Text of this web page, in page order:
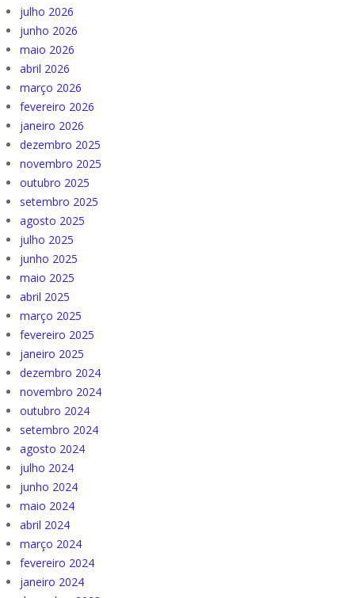
julho 2026
junho 2026
maio 2026
abril 2026
março 2026
fevereiro 2026
janeiro 2026
dezembro 2025
novembro 2025
outubro 2025
setembro 2025
agosto 2025
julho 2025
junho 2025
maio 2025
abril 2025
março 2025
fevereiro 2025
janeiro 2025
dezembro 2024
novembro 2024
outubro 2024
setembro 2024
agosto 2024
julho 2024
junho 2024
maio 2024
abril 2024
março 2024
fevereiro 2024
janeiro 2024